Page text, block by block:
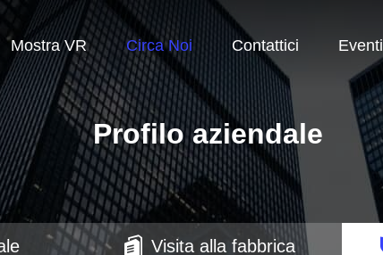
Mostra VR Circa Noi Contattici Eventi
Profilo aziendale
Visita alla fabbrica